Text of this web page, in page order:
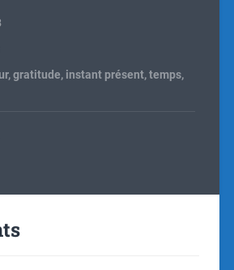
,gratitude, instant présent,temps,